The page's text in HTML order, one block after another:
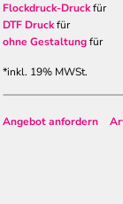
Flockdruck-Druckfür
DTF Druckfür
ohne Gestaltungfür
*inkl. 19% MWSt.
Angebot anfordern